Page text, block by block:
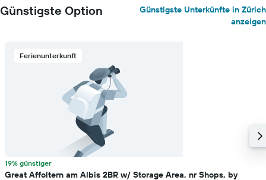
Günstigste Option
Günstigste Unterkünfte in Zürich
anzeigen
Ferienunterkunft
19% günstiger
Great Affoltern am Albis 2BR w/ Storage Area, nr Shops, by